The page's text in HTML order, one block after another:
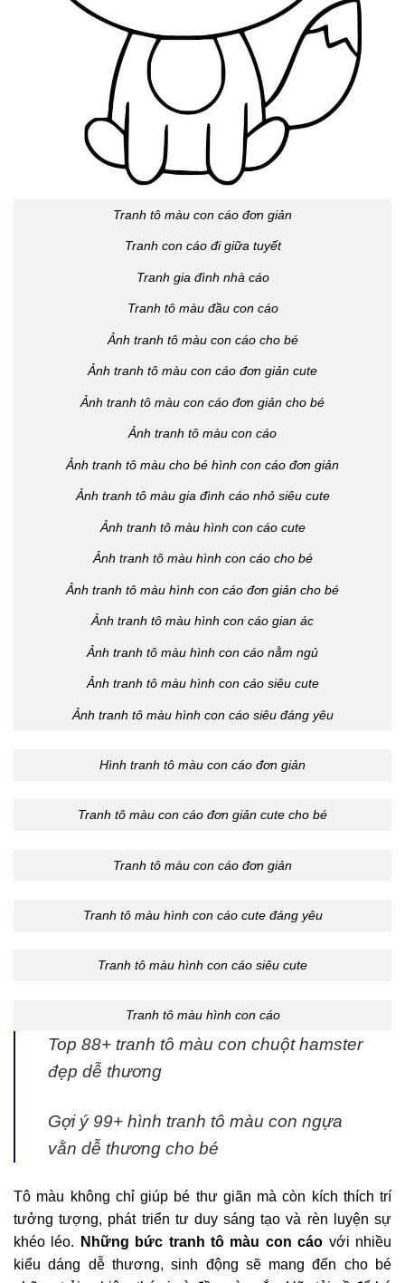
Tranh tô màu con cáo đơn giản
Tranh con cáo đi giữa tuyết
Tranh gia đình nhà cáo
Tranh tô màu đầu con cáo
Ảnh tranh tô màu con cáo cho bé
Ảnh tranh tô màu con cáo đơn giản cute
Ảnh tranh tô màu con cáo đơn giản cho bé
Ảnh tranh tô màu con cáo
Ảnh tranh tô màu cho bé hình con cáo đơn giản
Ảnh tranh tô màu gia đình cáo nhỏ siêu cute
Ảnh tranh tô màu hình con cáo cute
Ảnh tranh tô màu hình con cáo cho bé
Ảnh tranh tô màu hình con cáo đơn giản cho bé
Ảnh tranh tô màu hình con cáo gian ác
Ảnh tranh tô màu hình con cáo nằm ngủ
Ảnh tranh tô màu hình con cáo siêu cute
Ảnh tranh tô màu hình con cáo siêu đáng yêu
Hình tranh tô màu con cáo đơn giản
Tranh tô màu con cáo đơn giản cute cho bé
Tranh tô màu con cáo đơn giản
Tranh tô màu hình con cáo cute đáng yêu
Tranh tô màu hình con cáo siêu cute
Tranh tô màu hình con cáo
Top 88+ tranh tô màu con chuột hamster
đẹp dễ thương
Gợi ý 99+ hình tranh tô màu con ngựa
vằn dễ thương cho bé
Tô màu không chỉ giúp bé thư giãn mà còn kích thích trí
tưởng tượng, phát triển tư duy sáng tạo và rèn luyện sự
khéo léo.
Những bức tranh tô màu con cáo với nhiều
kiểu dáng dễ thương, sinh động sẽ mang đến cho bé